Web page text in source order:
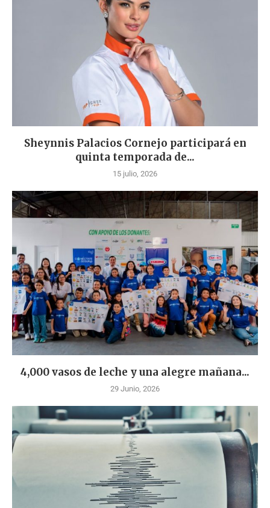
Sheynnis Palacios Cornejo participará en
quinta temporada de...
15 julio, 2026
4,000 vasos de leche y una alegre mañana...
29 Junio, 2026